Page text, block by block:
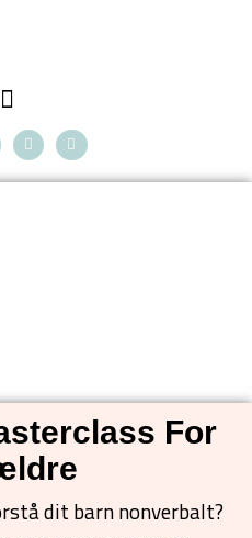
For
dit barn nonverbalt?